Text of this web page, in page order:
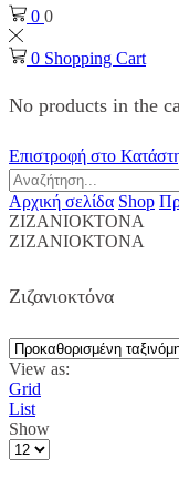
0 0
0 Shopping Cart
No products in the
Επιστροφή στο
Search
input
Αρχική σελίδα Shop
ΖΙΖΑΝΙΟΚΤΟΝΑ
ΖΙΖΑΝΙΟΚΤΟΝΑ
Ζιζανιοκτόνα
View as:
Grid
List
Show
Products